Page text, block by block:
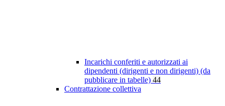
Incarichi conferiti e autorizzati ai
dipendenti (dirigenti e non dirigenti) (da
pubblicare in tabelle) 44
Contrattazione collettiva